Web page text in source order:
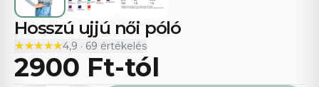
Hosszú ujjú női póló
★★★★★
★★★★★4,9 · 69 értékelés
2900 Ft-tól